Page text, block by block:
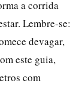
a corrida
Lembre-se:
devagar,
este guia,
com